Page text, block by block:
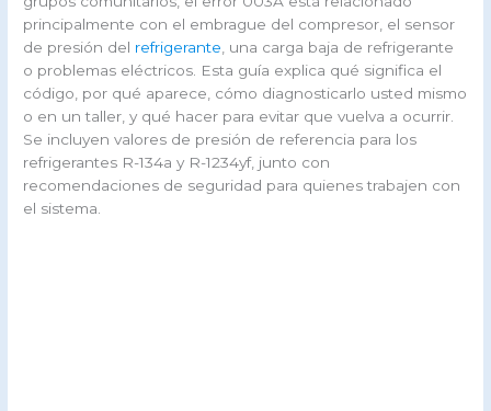
principalmente con el embrague del compresor, el sensor
de presión del refrigerante , una carga baja de refrigerante
o problemas eléctricos. Esta guía explica qué significa el
código, por qué aparece, cómo diagnosticarlo usted mismo
o en un taller, y qué hacer para evitar que vuelva a ocurrir.
Se incluyen valores de presión de referencia para los
refrigerantes R-134a y R-1234yf, junto con
recomendaciones de seguridad para quienes trabajen con
el sistema.